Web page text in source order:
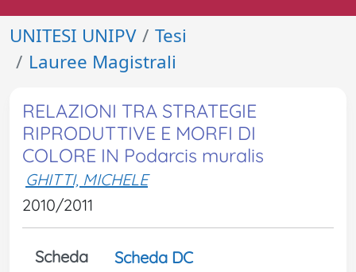
UNITESI UNIPV
Tesi
Lauree Magistrali
RELAZIONI TRA STRATEGIE
RIPRODUTTIVE E MORFI DI
COLORE IN Podarcis muralis
GHITTI, MICHELE
2010/2011
Scheda Scheda DC